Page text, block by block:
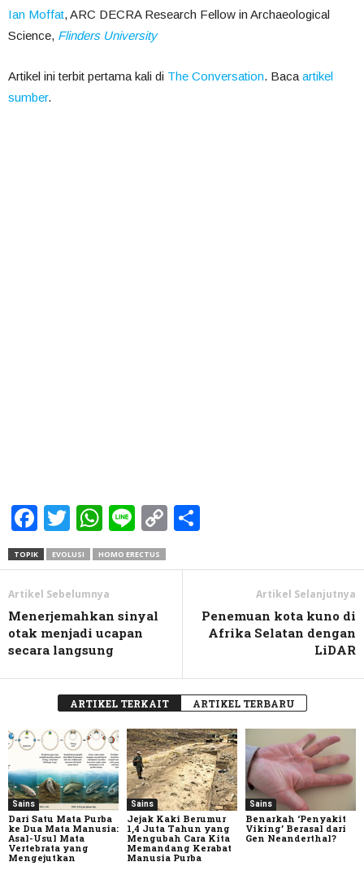
Ian Moffat, ARC DECRA Research Fellow in Archaeological
Science, Flinders University
Artikel ini terbit pertama kali di The Conversation. Baca artikel
sumber.
Facebook
Twitter
WhatsApp
LineCopy
TOPIK EVOLUSI HOMO ERECTUS
Artikel Sebelumnya
Menerjemahkan sinyal
otak menjadi ucapan
secara langsung
Artikel Selanjutnya
Penemuan kota kuno di
Afrika Selatan dengan
LiDAR
ARTIKEL TERKAIT ARTIKEL TERBARU
Sains
Dari Satu Mata Purba
ke Dua Mata Manusia:
Asal-Usul Mata
Vertebrata yang
Mengejutkan
Sains
Jejak Kaki Berumur
1,4 Juta Tahun yang
Mengubah Cara Kita
Memandang Kerabat
Manusia Purba
Sains
Benarkah ‘Penyakit
Viking’ Berasal dari
Gen Neanderthal?